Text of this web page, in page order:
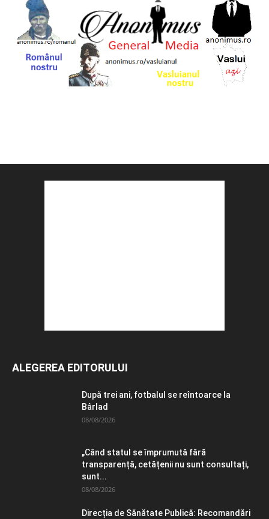
ALEGEREA EDITORULUI
După trei ani, fotbalul se reîntoarce la
Bârlad
08/08/2026
„Când statul se împrumută fără
transparență, cetățenii nu sunt consultați,
sunt...
08/08/2026
Direcția de Sănătate Publică: Recomandări